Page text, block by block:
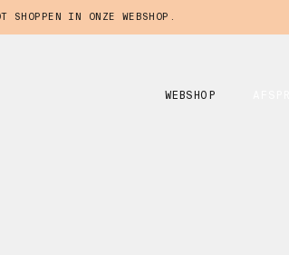
SHOPPEN IN ONZE WEBSHOP.
WEBSHOP